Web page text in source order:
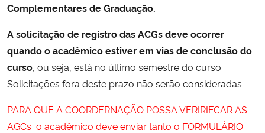
Ministério da Saúde
Ministério de Minas e Energia
Ministério da Ciência, Tecnologia, Inovações e Comunicações
Complementares de Graduação.
A solicitação de registro das ACGs deve ocorrer
quando o acadêmico estiver em vias de conclusão do
curso, ou seja, está no último semestre do curso.
Solicitações fora deste prazo não serão consideradas.
PARA QUE A COORDERNAÇÃO POSSA VERIRIFCAR AS
AGCs o acadêmico deve enviar tanto o FORMULÁRIO